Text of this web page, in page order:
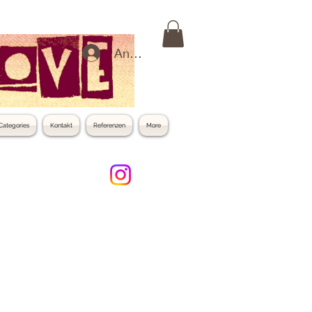
Kontakt Referenzen More
Anmelden